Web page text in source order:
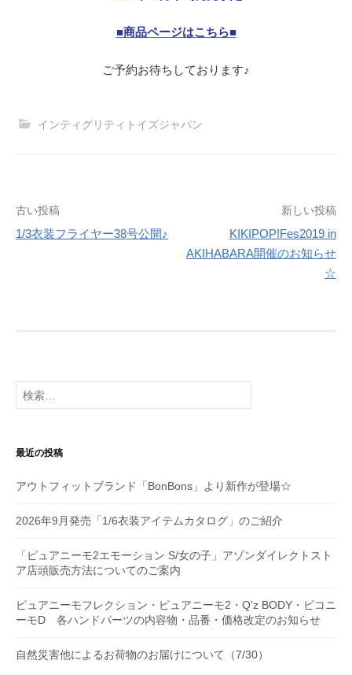
■商品ページはこちら■
ご予約お待ちしております♪
インティグリティトイズジャパン
投
稿
シ
ョ
ン
古い投稿
1/3衣装フライヤー38号公開♪
新しい投稿
KIKIPOP!Fes2019 in
AKIHABARA開催のお知らせ
☆
検
索:
最近の投稿
アウトフィットブランド「BonBons」より新作が登場☆
2026年9月発売「1/6衣装アイテムカタログ」のご紹介
「ピュアニーモ2エモーション S/女の子」アゾンダイレクトスト
ア店頭販売方法についてのご案内
ピュアニーモフレクション・ピュアニーモ2・Q’z BODY・ピコニ
ーモD 各ハンドパーツの内容物・品番・価格改定のお知らせ
自然災害他によるお荷物のお届けについて（7/30）